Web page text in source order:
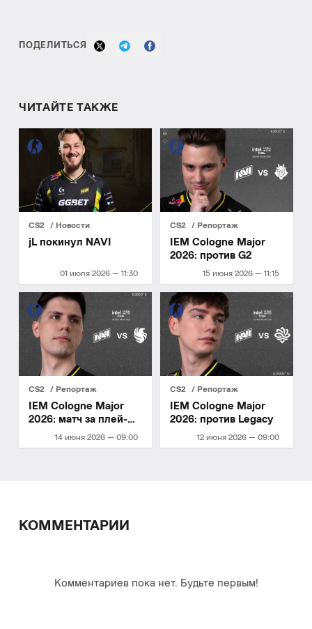
ПОДЕЛИТЬСЯ
ЧИТАЙТЕ ТАКЖЕ
CS2 Новости
01 июля 2026 — 11:30
jL покинул NAVI
CS2 Репортаж
15 июня 2026 — 11:15
IEM Cologne Major
2026: против G2
CS2 Репортаж
14 июня 2026 — 09:00
IEM Cologne Major
2026: матч за плей-
CS2 Репортаж
12 июня 2026 — 09:00
IEM Cologne Major
2026: против Legacy
КОММЕНТАРИИ
Комментариев пока нет. Будьте первым!